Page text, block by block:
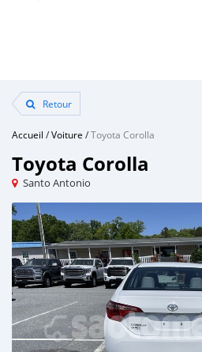
Retour
Accueil /Voiture /Toyota Corolla
Toyota Corolla
Santo Antonio